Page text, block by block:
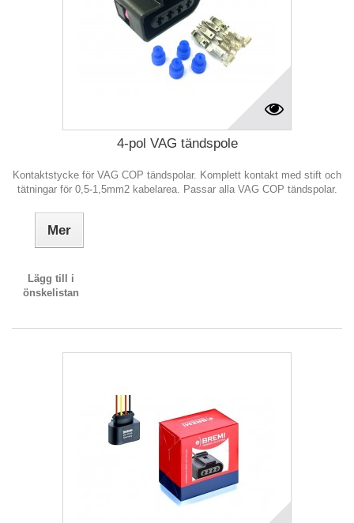
4-pol VAG tändspole
Kontaktstycke för VAG COP tändspolar. Komplett kontakt med stift och
tätningar för 0,5-1,5mm2 kabelarea. Passar alla VAG COP tändspolar.
Mer
Lägg till i
önskelistan